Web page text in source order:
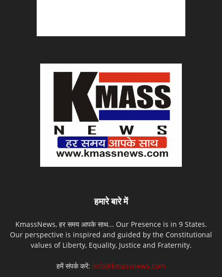
हमारे बारे में
KmassNews, हर समय आपके साथ... Our Presence is in 9 States.
Our perspective is inspired and guided by the Constitutional
values of Liberty, Equality, Justice and Fraternity.
हमें संपर्क करें: info@kmassnews.com